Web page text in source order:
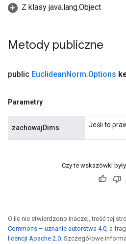
Z klasy java.lang.Object
Metody publiczne
public EuclideanNorm.Options
Parametry
zachowajDims Jeśli to
Czy te wskazówki
O ile nie stwierdzono inaczej, treść tej
Commons – uznanie autorstwa 4.0, a
licencji Apache 2.0. Szczegółowe